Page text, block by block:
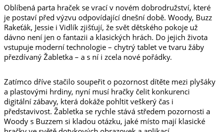
Oblíbená parta hraček se vrací v novém dobrodružství, které
je postaví před výzvu odpovídající dnešní době. Woody, Buzz
Rakeťák, Jessie i Vidlík zjišťují, že svět dětského pokoje už
dávno není jen o fantazii a klasických hrách. Do jejich života
vstupuje moderní technologie – chytrý tablet ve tvaru žáby
přezdívaný Žabletka – a s ní i zcela nové pořádky.
Zatímco dříve stačilo soupeřit o pozornost dítěte mezi plyšáky
a plastovými hrdiny, nyní musí hračky čelit konkurenci
digitální zábavy, která dokáže pohltit veškerý čas i
představivost. Žabletka se rychle stává středem pozornosti a
Woody s Buzzem si kladou otázku, jaké místo mají klasické